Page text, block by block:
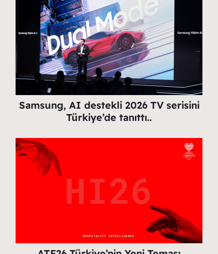
Samsung, AI destekli 2026 TV serisini
Türkiye’de tanıttı..